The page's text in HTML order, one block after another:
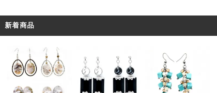
新着商品